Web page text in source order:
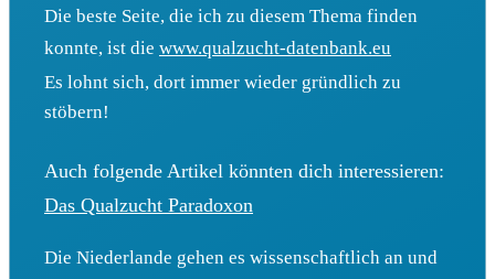
Die beste Seite, die ich zu diesem Thema finden
konnte, ist die www.qualzucht-datenbank.eu
Es lohnt sich, dort immer wieder gründlich zu
stöbern!
Auch folgende Artikel könnten dich interessieren:
Das Qualzucht Paradoxon
Die Niederlande gehen es wissenschaftlich an und